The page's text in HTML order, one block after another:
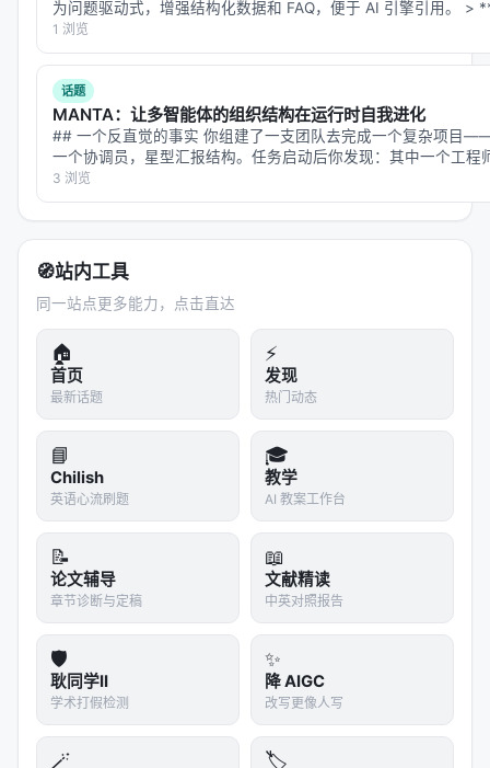
arXiv 编号
新演进版本）
发布机构
官方开源 ：[google-deepmind/trecvit]
技术关键词：
Gated LRU: 门控线性递归单元
$O(1)$ 推理复杂度
300 FPS: 超实时处理速度
---格物致知，方能见微知著。当 AI 视频学会以快打
慢，流光飞舞之间，尽是智慧的轻盈。
为问题驱动式，增强结构化数据和 FAQ，便于 AI 引擎引用。 >
「…
1 浏览
话题
MANTA：让多智能体的组织结构在运行时自我进化
## 一个反直觉的事实 你组建了一支团队去完成一个复杂项目
一个协调员，星型汇报结构。任务启动后你发现：其中一个工程
实核查两个方向，他开始出错；而验证者和工程师之间没有直接
3 浏览
🧭站内工具
同一站点更多能力，点击直达
🏠
首页
最新话题
⚡
发现
热门动态
📘
Chilish
英语心流刷题
🎓
教学
AI 教案工作台
📝
论文辅导
章节诊断与定稿
📖
文献精读
中英对照报告
🛡️
耿同学II
学术打假检测
✨
降 AIGC
改写更像人写
🪄 🏷️